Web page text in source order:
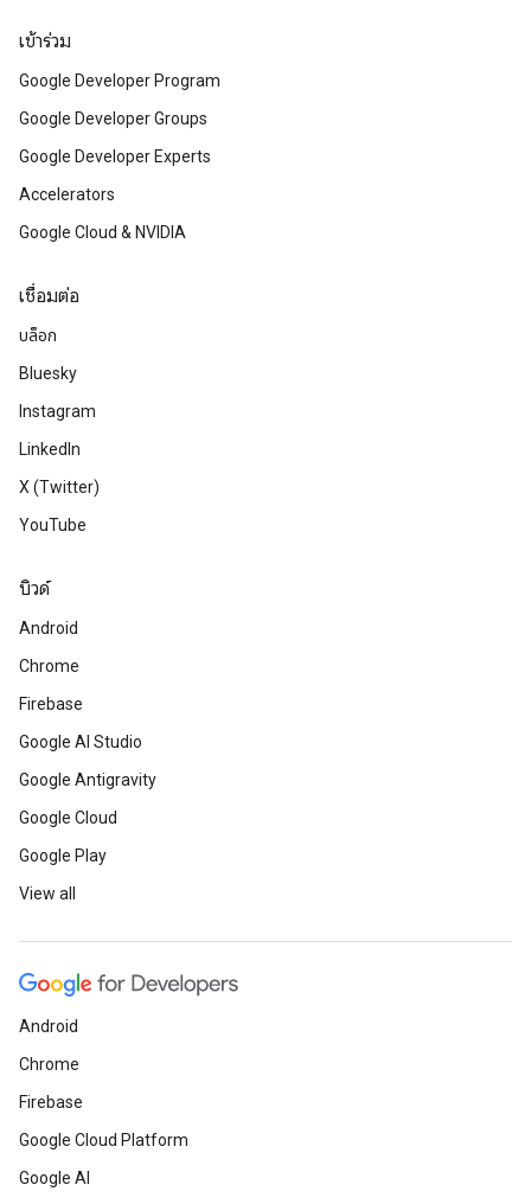
เข้าร่วม
Google Developer Program
Google Developer Groups
Google Developer Experts
Accelerators
Google Cloud & NVIDIA
เชื่อมต่อ
บล็อก
Bluesky
Instagram
LinkedIn
X (Twitter)
YouTube
บิวด์
Android
Chrome
Firebase
Google AI Studio
Google Antigravity
Google Cloud
Google Play
View all
Android
Chrome
Firebase
Google Cloud Platform
Google AI